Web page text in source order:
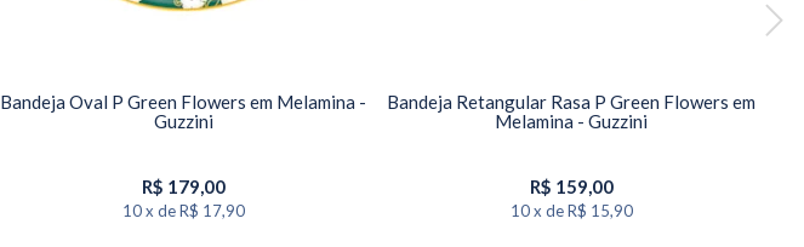
Bandeja Oval P Green Flowers em Melamina -
Guzzini
R$ 179,00
10 x de R$ 17,90
Bandeja Retangular Rasa P Green Flowers em
Melamina - Guzzini
R$ 159,00
10 x de R$ 15,90